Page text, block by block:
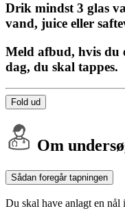
Drik mindst 3 glas
vand, juice eller
Meld afbud, hvis du
dag, du skal tappes.
Fold ud
Om
Sådan foregår tapningen
Du skal have anlagt en